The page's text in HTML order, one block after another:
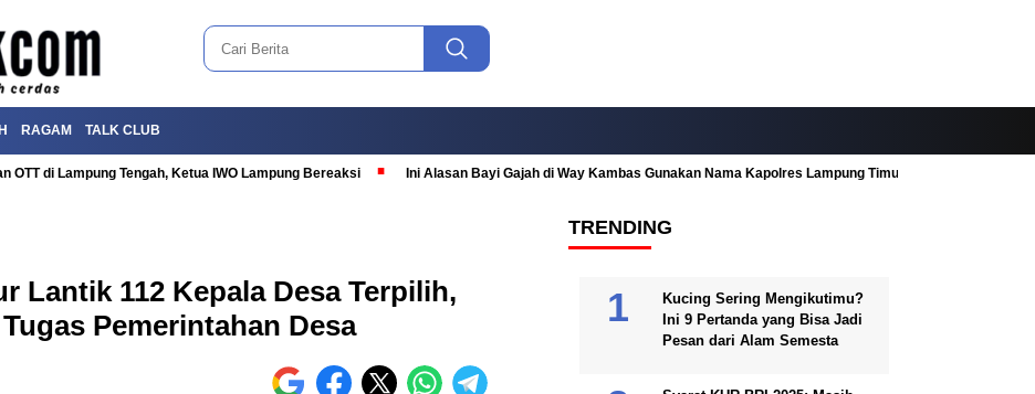
RAGAM TALK CLUB
OTT di Lampung Tengah, Ketua IWO Lampung Bereaksi Ini Alasan Bayi Gajah di Way Kambas Gunakan Nama Kapolres Lampung Timur
Lantik 112 Kepala Desa Terpilih,
Pemerintahan Desa
TRENDING
Kucing Sering Mengikutimu?
Ini 9 Pertanda yang Bisa Jadi
Pesan dari Alam Semesta